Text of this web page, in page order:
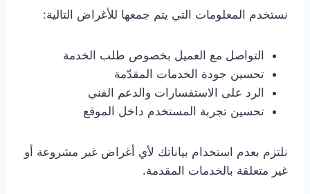
نستخدم المعلومات التي يتم جمعها للأغراض التالية:
التواصل مع العميل بخصوص طلب الخدمة
تحسين جودة الخدمات المقدّمة
الرد على الاستفسارات والدعم الفني
تحسين تجربة المستخدم داخل الموقع
نلتزم بعدم استخدام بياناتك لأي أغراض غير مشروعة أو
غير متعلقة بالخدمات المقدمة.